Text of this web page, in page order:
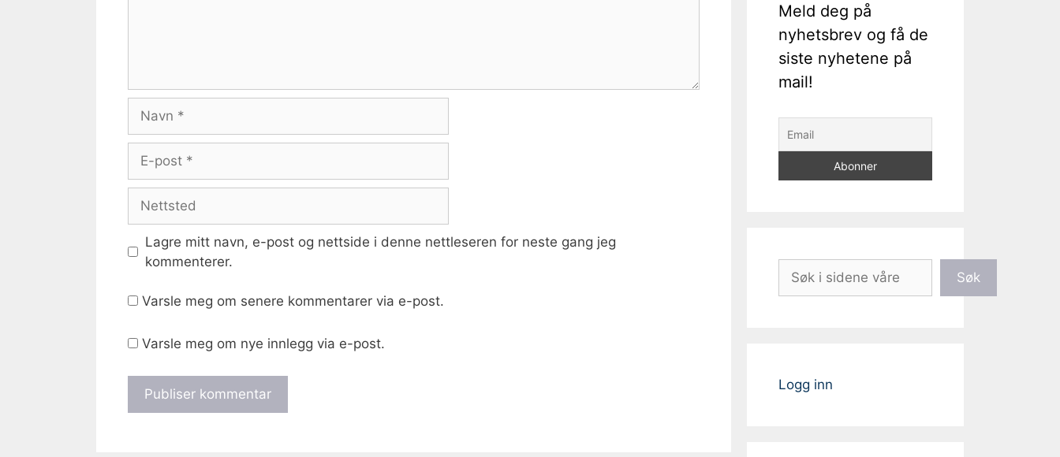
post
Lagre mitt navn, e-post og nettside i denne nettleseren for neste gang jeg
kommenterer.
Varsle meg om senere kommentarer via e-post.
Varsle meg om nye innlegg via e-post.
Meld deg på
nyhetsbrev og få de
siste nyhetene på
mail!
Søk
Logg inn